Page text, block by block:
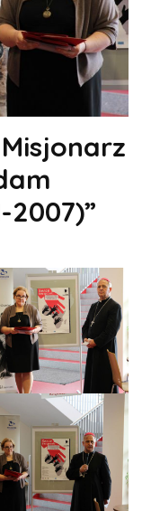
2007)”